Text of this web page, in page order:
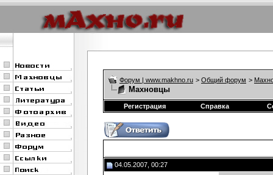
Форум | www.makhno.ru > Общий форум >
Махновцы
Регистрация Справка
04.05.2007, 00:27